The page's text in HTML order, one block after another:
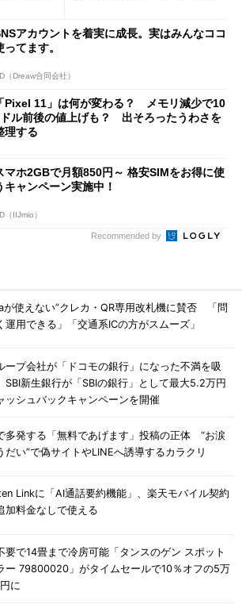
アカウントを着実に成長。実はみんなココ
ってます。
（Dreaw合同会社）
「Pixel 11」は何が変わる？ メモリ減少で10
ル前後の値上げも？ 出そろったうわさを
理する
マホ2GBで月額850円～ 格安SIMをお得に使
キャンペーン実施中！
（IIJmio）
Recommended by
が使えない”クレカ・QR専用改札機に賛否 「問
運用できる」「交通系ICの方がスムーズ」
ープ会社が「ドコモの銀行」になった不満を吸
新生銀行が「SBIの銀行」として最大5.2万円
ッシュバックキャンペーンを開催
多発する「無料であげます」投稿の正体 “お涙
だい”で偽サイトやLINEへ誘導するカラクリ
Linkに「AI通話要約機能」、楽天モバイル契約
加料金なしで使える
要で14畳まで冷房可能「タンスのゲン スポット
ー 79800020」がタイムセールで10％オフの5万
に